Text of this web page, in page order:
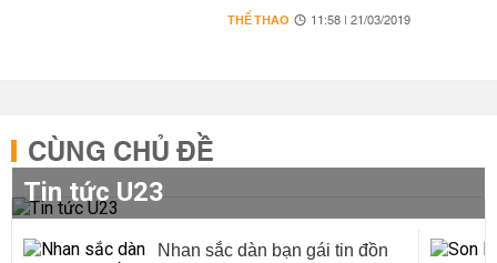
THỂ THAO 11:58 | 21/03/2019
CÙNG CHỦ ĐỀ
Tin tức U23
Nhan sắc dàn bạn gái tin đồn